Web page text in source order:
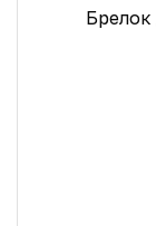
Брелок